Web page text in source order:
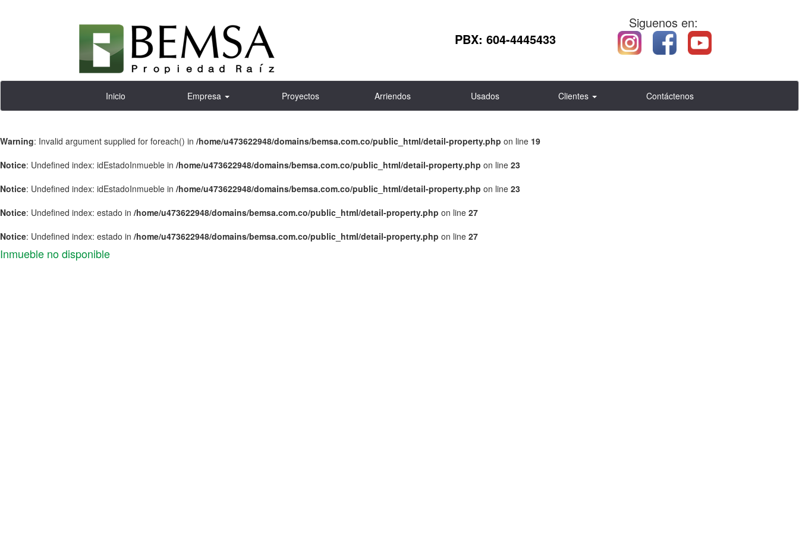
Siguenos en:
PBX: 604-4445433
Inicio Empresa Proyectos Arriendos Usados Clientes Contáctenos
Warning: Invalid argument supplied for foreach() in /home/u473622948/domains/bemsa.com.co/public_html/detail-property.php on line 19
Notice: Undefined index: idEstadoInmueble in /home/u473622948/domains/bemsa.com.co/public_html/detail-property.php on line 23
Notice: Undefined index: idEstadoInmueble in /home/u473622948/domains/bemsa.com.co/public_html/detail-property.php on line 23
Notice: Undefined index: estado in /home/u473622948/domains/bemsa.com.co/public_html/detail-property.php on line 27
Notice: Undefined index: estado in /home/u473622948/domains/bemsa.com.co/public_html/detail-property.php on line 27
Inmueble no disponible